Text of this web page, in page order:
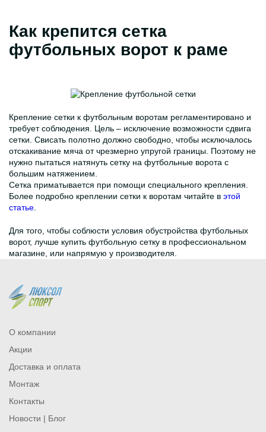
Как крепится сетка
футбольных ворот к раме
Крепление сетки к футбольным воротам регламентировано и
требует соблюдения. Цель – исключение возможности сдвига
сетки. Свисать полотно должно свободно, чтобы исключалось
отскакивание мяча от чрезмерно упругой границы. Поэтому не
нужно пытаться натянуть сетку на футбольные ворота с
большим натяжением.
Сетка приматывается при помощи специального крепления.
Более подробно креплении сетки к воротам читайте в этой
статье
Для того, чтобы соблюсти условия обустройства футбольных
ворот, лучше купить футбольную сетку в профессиональном
магазине, или напрямую у производителя.
О компании
Акции
Доставка и оплата
Монтаж
Контакты
Новости | Блог